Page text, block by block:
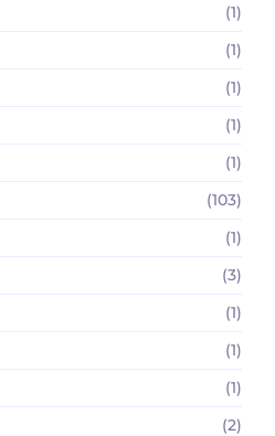
(1)
(1)
(1)
(1)
(1)
(103)
(1)
(3)
(1)
(1)
(1)
(2)